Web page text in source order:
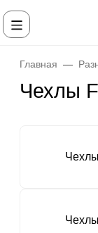
Главная
Чехлы